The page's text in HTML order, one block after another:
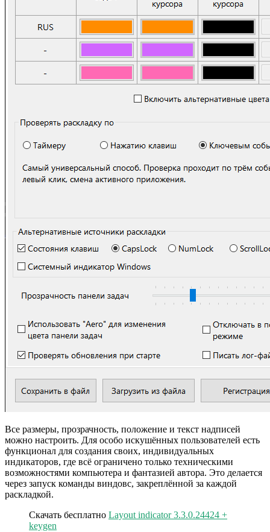
Все размеры, прозрачность, положение и текст надписей
можно настроить. Для особо искушённых пользователей есть
функционал для создания своих, индивидуальных
индикаторов, где всё ограничено только техническими
возможностями компьютера и фантазией автора. Это делается
через запуск команды виндовс, закреплённой за каждой
раскладкой.
Скачать бесплатно Layout indicator 3.3.0.24424 +
keygen